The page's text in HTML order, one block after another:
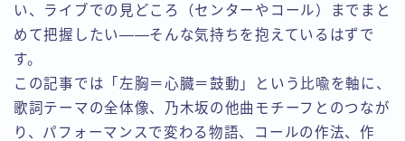
い、ライブでの見どころ（センターやコール）までまと
めて把握したい——そんな気持ちを抱えているはずで
す。
この記事では「左胸＝心臓＝鼓動」という比喩を軸に、
歌詞テーマの全体像、乃木坂の他曲モチーフとのつなが
り、パフォーマンスで変わる物語、コールの作法、作